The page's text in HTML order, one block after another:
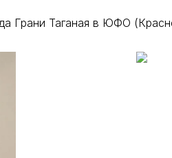
Грани Таганая в ЮФО